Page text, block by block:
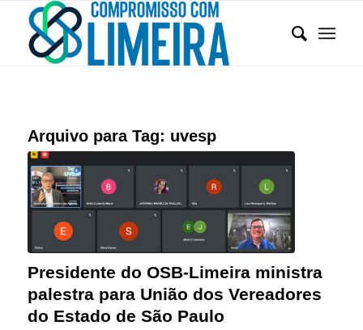
Arquivo para Tag: uvesp
Presidente do OSB-Limeira ministra
palestra para União dos Vereadores
do Estado de São Paulo